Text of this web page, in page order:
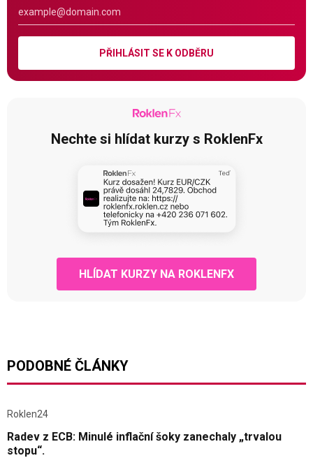
PŘIHLÁSIT SE K ODBĚRU
Nechte si hlídat kurzy s RoklenFx
HLÍDAT KURZY NA ROKLENFX
PODOBNÉ ČLÁNKY
Roklen24
Radev z ECB: Minulé inflační šoky zanechaly „trvalou
stopu“.